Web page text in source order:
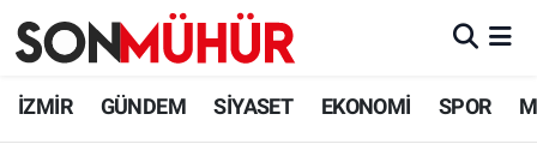
İZMİR GÜNDEM SİYASET EKONOMİ SPOR
İzmir Nöbetçi Eczaneler